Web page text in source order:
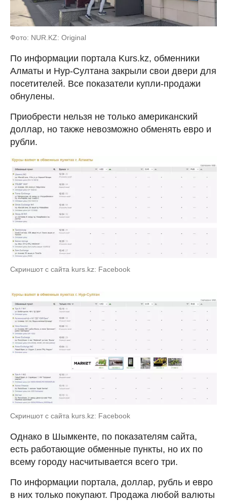
Фото: NUR.KZ: Original
По информации портала Kurs.kz, обменники
Алматы и Нур-Султана закрыли свои двери для
посетителей. Все показатели купли-продажи
обнулены.
Приобрести нельзя не только американский
доллар, но также невозможно обменять евро и
рубли.
Скриншот с сайта kurs.kz: Facebook
Скриншот с сайта kurs.kz: Facebook
Однако в Шымкенте, по показателям сайта,
есть работающие обменные пункты, но их по
всему городу насчитывается всего три.
По информации портала, доллар, рубль и евро
в них только покупают. Продажа любой валюты